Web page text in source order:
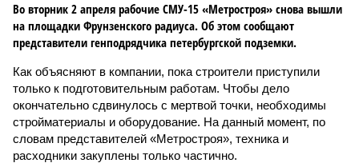
Во вторник 2 апреля рабочие СМУ-15 «Метростроя» снова вышли
на площадки Фрунзенского радиуса. Об этом сообщают
представители генподрядчика петербургской подземки.
Как объясняют в компании, пока строители приступили
только к подготовительным работам. Чтобы дело
окончательно сдвинулось с мертвой точки, необходимы
стройматериалы и оборудование. На данный момент, по
словам представителей «Метростроя», техника и
расходники закуплены только частично.